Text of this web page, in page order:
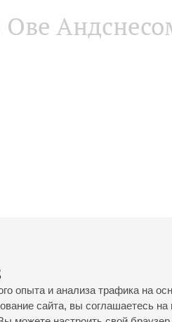
опыта и анализа трафика на
сайта, вы соглашаетесь
Ове